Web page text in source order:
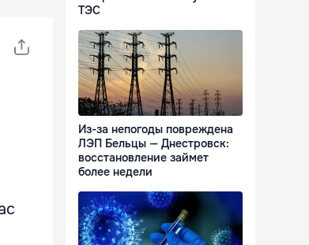
ТЭС
Из-за непогоды повреждена
ЛЭП Бельцы — Днестровск:
восстановление займет
более недели